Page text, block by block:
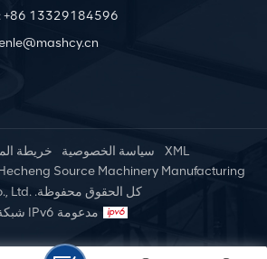
+86 13329184596
خريطة سياسة الخصوصية
XML
Source Machinery Manufacturing
Co., Ltd. .كل الحقوق محفوظة
شبكة IPv6 مدعومة